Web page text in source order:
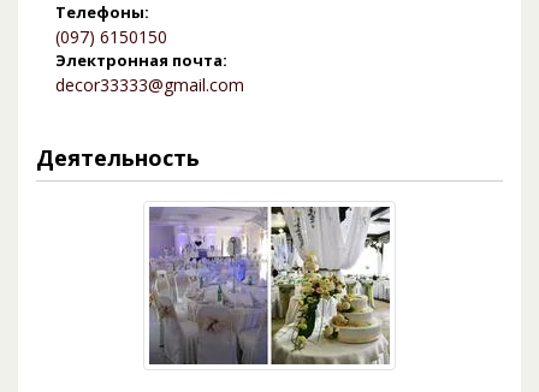
Телефоны:
(097) 6150150
Электронная почта:
decor33333@gmail.com
Деятельность